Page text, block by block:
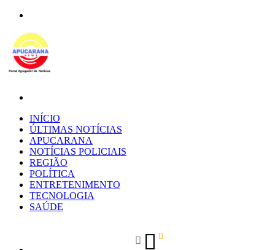
INÍCIO
ÚLTIMAS NOTÍCIAS
APUCARANA
NOTÍCIAS POLICIAIS
REGIÃO
POLÍTICA
ENTRETENIMENTO
TECNOLOGIA
SAÚDE